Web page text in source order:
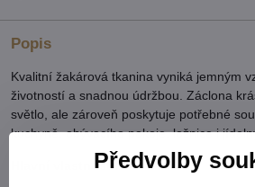
Popis
Kvalitní žakárová tkanina vyniká jemným
životností a snadnou údržbou. Záclona
světlo, ale zároveň poskytuje potřebné
kuchyně, obývacího pokoje, ložnice i
Hlavní vlastnosti:Předvolby